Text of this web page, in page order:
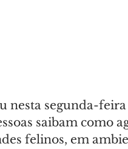
nesta segunda-feira
saibam como
felinos, em